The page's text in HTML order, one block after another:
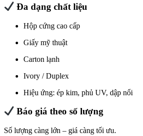
Đa dạng chất liệu
Hộp cứng cao cấp
Giấy mỹ thuật
Carton lạnh
Ivory / Duplex
Hiệu ứng: ép kim, phủ UV, dập nổi
Báo giá theo số lượng
Số lượng càng lớn – giá càng tối ưu.